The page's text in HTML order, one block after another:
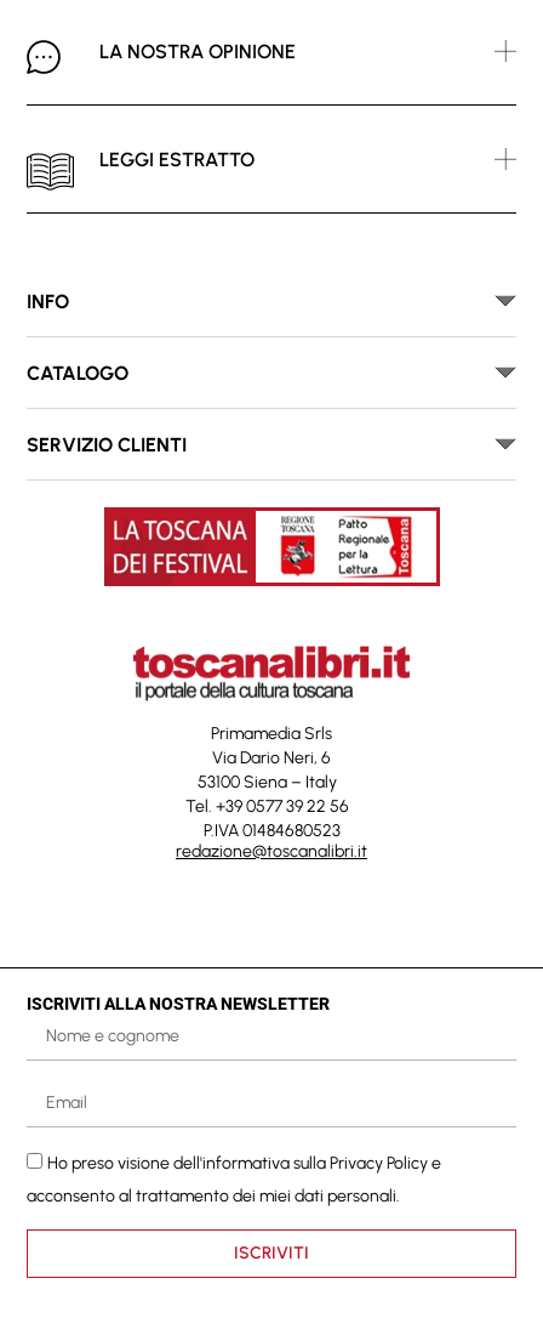
LA NOSTRA OPINIONE
LEGGI ESTRATTO
INFO
CATALOGO
SERVIZIO CLIENTI
Primamedia Srls
Via Dario Neri, 6
53100 Siena – Italy
Tel. +39 0577 39 22 56
P.IVA 01484680523
redazione@toscanalibri.it
ISCRIVITI ALLA NOSTRA NEWSLETTER
Ho preso visione dell'informativa sullaPrivacy Policye
acconsento al trattamento dei miei dati personali.
ISCRIVITI